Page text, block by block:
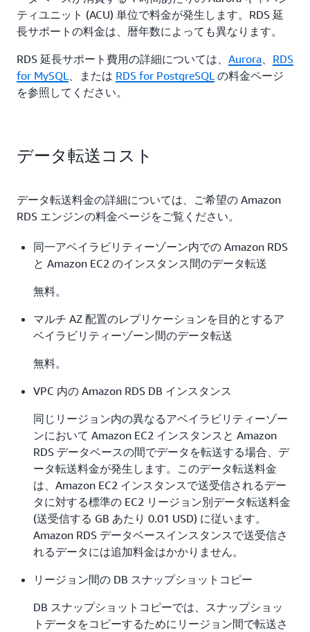
ティユニット (ACU) 単位で料金が発生します。RDS 延
長サポートの料金は、暦年数によっても異なります。
RDS 延長サポート費用の詳細については、 Aurora
RDS
for MySQL
、または RDS for PostgreSQL の料金ページ
を参照してください。
データ転送コスト
データ転送料金の詳細については、ご希望の Amazon
RDS エンジンの料金ページをご覧ください。
同一アベイラビリティーゾーン内での Amazon RDS
と Amazon EC2 のインスタンス間のデータ転送
無料。
マルチ AZ 配置のレプリケーションを目的とするア
ベイラビリティーゾーン間のデータ転送
無料。
VPC 内の Amazon RDS DB インスタンス
同じリージョン内の異なるアベイラビリティーゾー
ンにおいて Amazon EC2 インスタンスと Amazon
RDS データベースの間でデータを転送する場合、デ
ータ転送料金が発生します。このデータ転送料金
は、Amazon EC2 インスタンスで送受信されるデー
タに対する標準の EC2 リージョン別データ転送料金
(送受信する GB あたり 0.01 USD) に従います。
Amazon RDS データベースインスタンスで送受信さ
れるデータには追加料金はかかりません。
リージョン間の DB スナップショットコピー
DB スナップショットコピーでは、スナップショッ
トデータをコピーするためにリージョン間で転送さ